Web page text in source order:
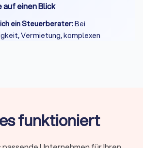
einen Blick
ein Steuerberater:Bei
Vermietung, komplexen
ist Pflicht, Fachberater-
funktioniert